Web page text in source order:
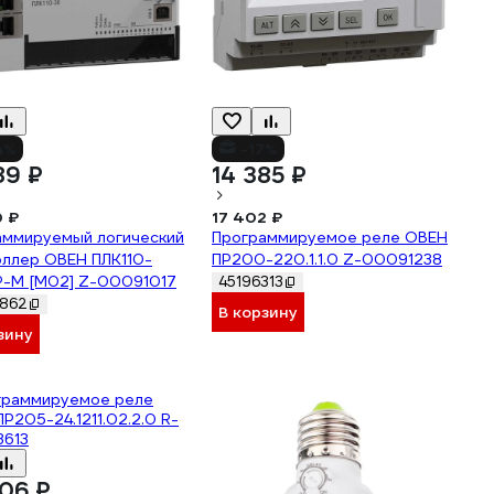
₽
₽
логический
ОВЕН ПЛК110-
М [М02] Z-00091017
14 385 ₽
17 402 ₽
Программируемое реле ОВЕН
ПР200-220.1.1.0 Z-00091238
45196313
В корзину